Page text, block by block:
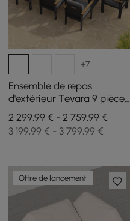
+7
Ensemble de repas
d'extérieur Tevara 9 pièces
rectangulaire en bois et
aluminium pour 8
personnes
2 299,99 € - 2 759,99 €
3 199,99 € - 3 799,99 €
Offre de lancement